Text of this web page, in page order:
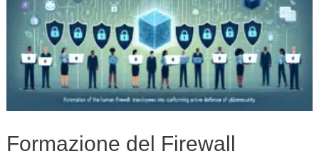
Formazione del Firewall
Umano:
trasformare
personale
attiva